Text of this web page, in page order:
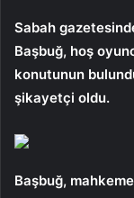
Sabah
Başbuğ, hoş
konutunun
şikayetçi oldu.
Başbuğ,